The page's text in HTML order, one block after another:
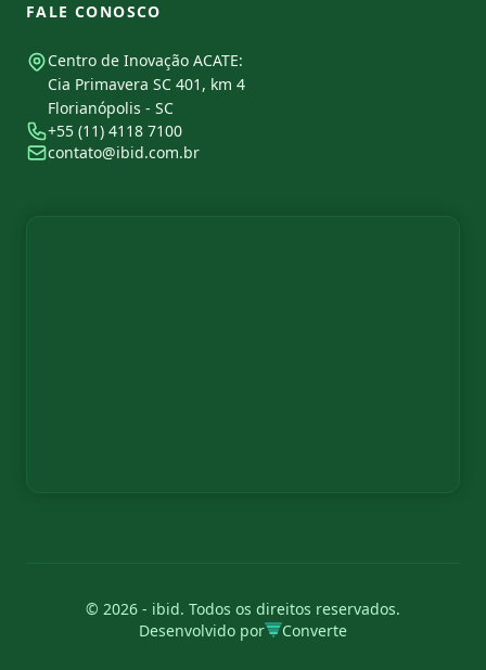
FALE CONOSCO
Centro de Inovação ACATE:
Cia Primavera SC 401, km 4
Florianópolis - SC
+55 (11) 4118 7100
contato@ibid.com.br
© 2026 - ibid. Todos os direitos reservados.
Desenvolvido por
Converte